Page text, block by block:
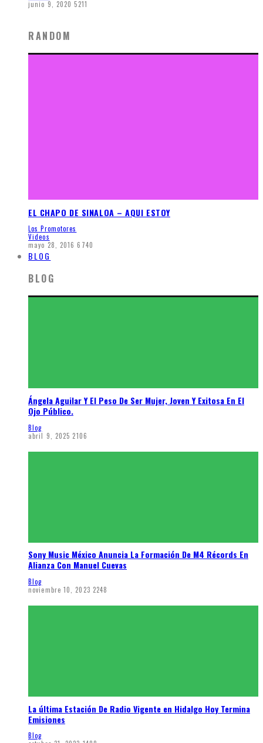
junio 9, 2020 5211
RANDOM
EL CHAPO DE SINALOA – AQUI ESTOY
Los Promotores
Videos
mayo 28, 2016 6740
BLOG
BLOG
Ángela Aguilar Y El Peso De Ser Mujer, Joven Y Exitosa En El
Ojo Público.
Blog
abril 9, 2025 2106
Sony Music México Anuncia La Formación De M4 Récords En
Alianza Con Manuel Cuevas
Blog
noviembre 10, 2023 2248
La última Estación De Radio Vigente en Hidalgo Hoy Termina
Emisiones
Blog